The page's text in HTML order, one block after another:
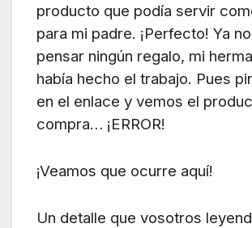
producto que podía servir
para mi padre. ¡Perfecto! Ya
pensar ningún regalo, mi
había hecho el trabajo. Pues
en el enlace y vemos el
compra… ¡ERROR!
¡Veamos que ocurre aquí!
Un detalle que vosotros